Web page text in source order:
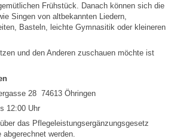
Frühstück. Danach können sich die
Singen von altbekannten Liedern,
Basteln, leichte Gymnasitik oder kleineren
und den Anderen zuschauen möchte ist
28 74613 Öhringen
12:00 Uhr
das Pflegeleistungsergänzungsgesetz
werden.